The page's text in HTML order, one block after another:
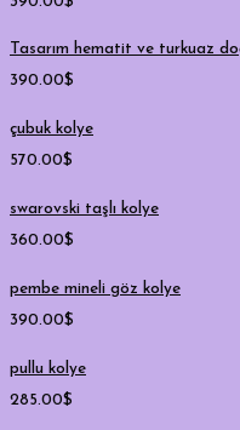
Tasarım hematit ve turkuaz
390.00$
çubuk kolye
570.00$
swarovski taşlı kolye
360.00$
pembe mineli göz kolye
390.00$
pullu kolye
285.00$